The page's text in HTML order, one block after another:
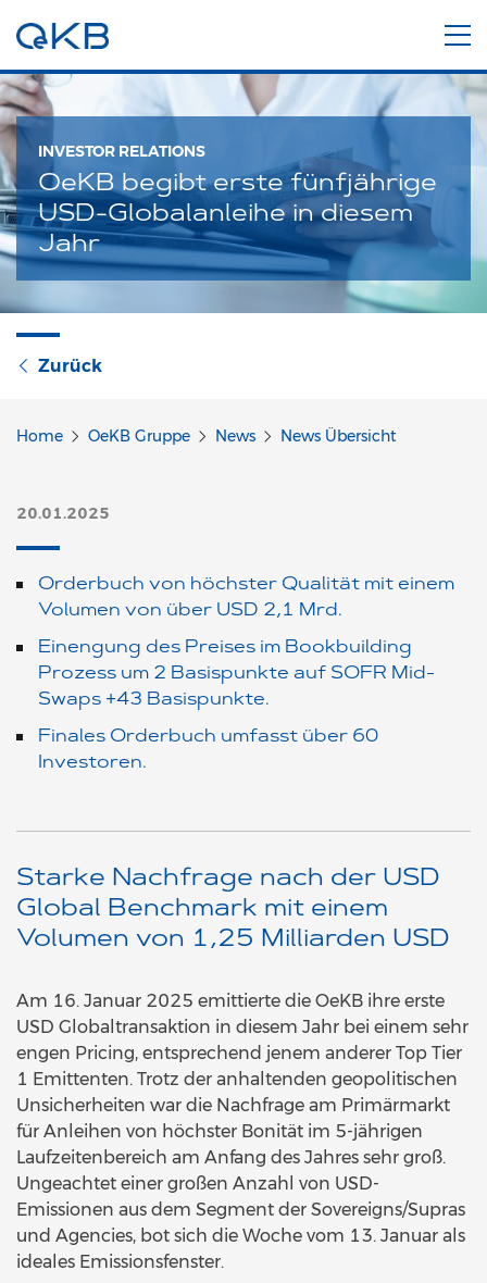
INVESTOR RELATIONS
OeKB begibt erste fünfjährige
USD-Globalanleihe in diesem
Jahr
Zurück
Home OeKB Gruppe News News Übersicht
20.01.2025
Orderbuch von höchster Qualität mit einem
Volumen von über USD 2,1 Mrd.
Einengung des Preises im Bookbuilding
Prozess um 2 Basispunkte auf SOFR Mid-
Swaps +43 Basispunkte.
Finales Orderbuch umfasst über 60
Investoren.
Starke Nachfrage nach der USD
Global Benchmark mit einem
Volumen von 1,25 Milliarden USD
Am 16. Januar 2025 emittierte die OeKB ihre erste
USD Globaltransaktion in diesem Jahr bei einem sehr
engen Pricing, entsprechend jenem anderer Top Tier
1 Emittenten. Trotz der anhaltenden geopolitischen
Unsicherheiten war die Nachfrage am Primärmarkt
für Anleihen von höchster Bonität im 5-jährigen
Laufzeitenbereich am Anfang des Jahres sehr groß.
Ungeachtet einer großen Anzahl von USD-
Emissionen aus dem Segment der Sovereigns/Supras
und Agencies, bot sich die Woche vom 13. Januar als
ideales Emissionsfenster.